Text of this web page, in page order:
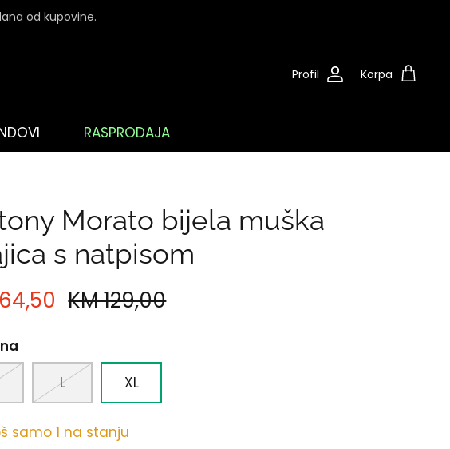
od kupovine.
Profil Korpa
RASPRODAJA
Morato bijela muška
s natpisom
KM 129,00
L XL
samo 1 na stanju